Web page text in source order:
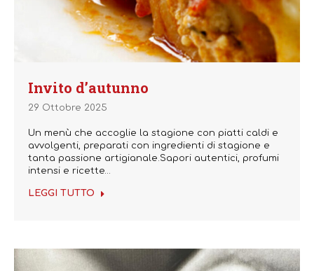
Invito d’autunno
29 Ottobre 2025
Un menù che accoglie la stagione con piatti caldi e
avvolgenti, preparati con ingredienti di stagione e
tanta passione artigianale.Sapori autentici, profumi
intensi e ricette…
LEGGI TUTTO